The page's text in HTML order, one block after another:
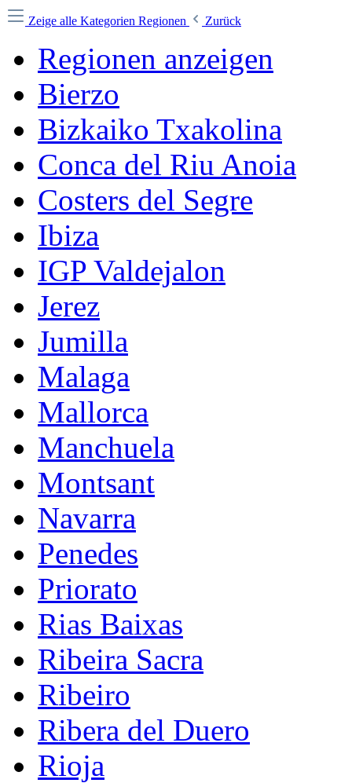
Zeige alle Kategorien Regionen Zurück
Regionen anzeigen
Bierzo
Bizkaiko Txakolina
Conca del Riu Anoia
Costers del Segre
Ibiza
IGP Valdejalon
Jerez
Jumilla
Malaga
Mallorca
Manchuela
Montsant
Navarra
Penedes
Priorato
Rias Baixas
Ribeira Sacra
Ribeiro
Ribera del Duero
Rioja